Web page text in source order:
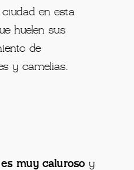
en esta
huelen sus
de
y camelias.
es muy calurosoy